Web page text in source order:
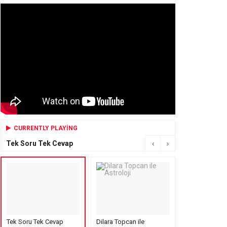
CURRENTLY PLAYING
Tek Soru Tek Cevap
Tek Soru Tek Cevap
Dilara Topcan ile